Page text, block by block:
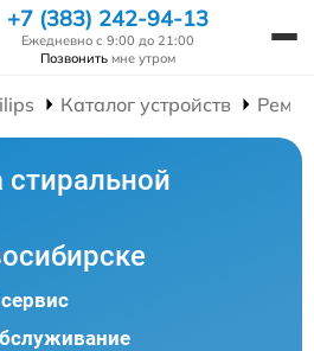
+7 (383) 242-94-13
Ежедневно с 9:00 до 21:00
Позвонить мне утром
Каталог устройств
стиральной